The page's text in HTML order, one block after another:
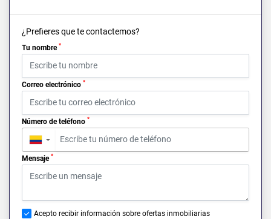
¿Prefieres que te contactemos?
Tu nombre *
Correo electrónico *
Número de teléfono *
▼
Mensaje *
Acepto recibir información sobre ofertas inmobiliarias